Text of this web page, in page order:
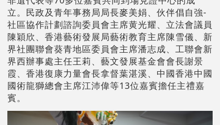
立。民政及青年事務局局長麥美娟、伙伴倡自強-
社區協作計劃諮詢委員會主席黄光耀、立法會議員
陳穎欣、香港藝術發展局藝術教育主席陳雪儀、新
界社團聯會葵青地區委員會主席潘志成、工聯會新
界西辦事處主任王莉、藝文發展基金會會長謝景
霞、香港復康力量會長拿督葉湛溪、中國香港中國
國術龍獅總會主席江沛偉等13位嘉賓擔任主禮嘉
賓。